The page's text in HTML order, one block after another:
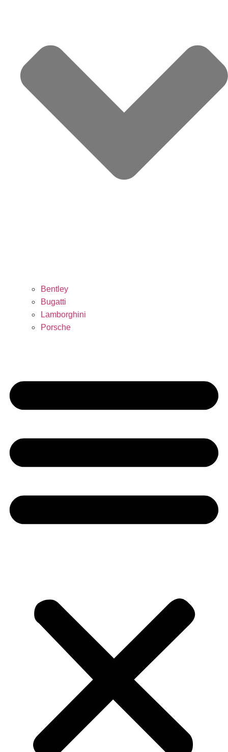
Bentley
Bugatti
Lamborghini
Porsche